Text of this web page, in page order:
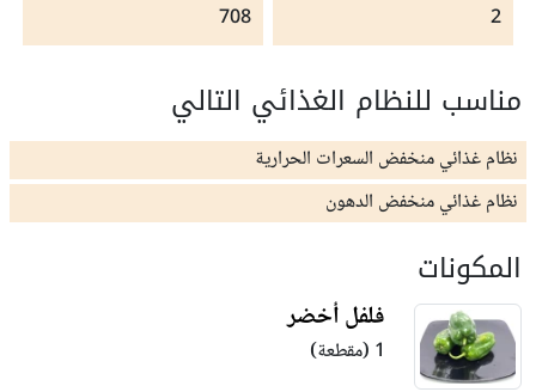
2
708
مناسب للنظام الغذائي التالي
نظام غذائي منخفض السعرات الحرارية
نظام غذائي منخفض الدهون
المكونات
فلفل أخضر
1 (مقطعة)